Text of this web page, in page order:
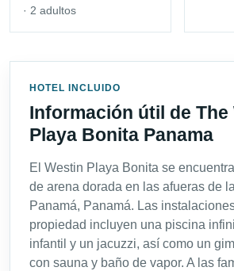
· 2 adultos
HOTEL INCLUIDO
Información útil de The
Playa Bonita Panama
El Westin Playa Bonita se
de arena dorada en las afueras de
Panamá, Panamá. Las
propiedad incluyen una piscina
infantil y un jacuzzi, así como un
con sauna y baño de vapor. A las